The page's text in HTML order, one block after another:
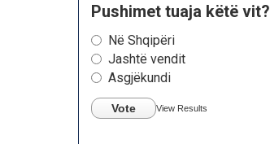
Pushimet tuaja këtë vit?
Në Shqipëri
Jashtë vendit
Asgjëkundi
Vote View Results